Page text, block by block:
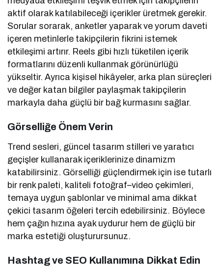
aktif olarak katılabileceği içerikler üretmek gerekir.
Sorular sorarak, anketler yaparak ve yorum daveti
içeren metinlerle takipçilerin fikrini istemek
etkileşimi artırır. Reels gibi hızlı tüketilen içerik
formatlarını düzenli kullanmak görünürlüğü
yükseltir. Ayrıca kişisel hikâyeler, arka plan süreçleri
ve değer katan bilgiler paylaşmak takipçilerin
markayla daha güçlü bir bağ kurmasını sağlar.
Görselliğe Önem Verin
Trend sesleri, güncel tasarım stilleri ve yaratıcı
geçişler kullanarak içeriklerinize dinamizm
katabilirsiniz. Görselliği güçlendirmek için ise tutarlı
bir renk paleti, kaliteli fotoğraf–video çekimleri,
temaya uygun şablonlar ve minimal ama dikkat
çekici tasarım öğeleri tercih edebilirsiniz. Böylece
hem çağın hızına ayak uydurur hem de güçlü bir
marka estetiği oluşturursunuz.
Hashtag ve SEO Kullanımına Dikkat Edin